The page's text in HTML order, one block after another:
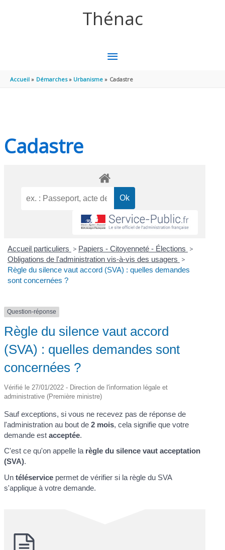
Thénac
MENU
PRINCIPAL
Accueil Démarches Urbanisme Cadastre
Cadastre
Accueil particuliers > Papiers - Citoyenneté - Élections >
Obligations de l'administration vis-à-vis des usagers >
Règle du silence vaut accord (SVA) : quelles demandes
sont concernées ?
Question-réponse
Règle du silence vaut accord
(SVA) : quelles demandes sont
concernées ?
Vérifié le 27/01/2022 - Direction de l'information légale et
administrative (Première ministre)
Sauf exceptions, si vous ne recevez pas de réponse de
l'administration au bout de2 mois, cela signifie que votre
demande estacceptée.
C'est ce qu'on appelle la règle du silence vaut acceptation
(SVA).
Untéléservice permet de vérifier si la règle du SVA
s'applique à votre demande.